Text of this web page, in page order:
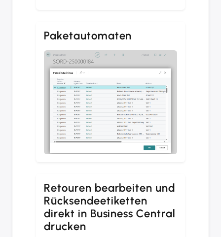
Paketautomaten
Retouren bearbeiten und
Rücksendeetiketten
direkt in Business Central
drucken